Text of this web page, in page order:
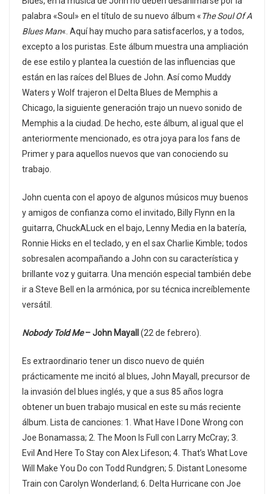
palabra «Soul» en el título de su nuevo álbum «The Soul Of A
Blues Man«. Aquí hay mucho para satisfacerlos, y a todos,
excepto a los puristas. Este álbum muestra una ampliación
de ese estilo y plantea la cuestión de las influencias que
están en las raíces del Blues de John. Así como Muddy
Waters y Wolf trajeron el Delta Blues de Memphis a
Chicago, la siguiente generación trajo un nuevo sonido de
Memphis a la ciudad. De hecho, este álbum, al igual que el
anteriormente mencionado, es otra joya para los fans de
Primer y para aquellos nuevos que van conociendo su
trabajo.
John cuenta con el apoyo de algunos músicos muy buenos
y amigos de confianza como el invitado, Billy Flynn en la
guitarra, ChuckALuck en el bajo, Lenny Media en la batería,
Ronnie Hicks en el teclado, y en el sax Charlie Kimble; todos
sobresalen acompañando a John con su característica y
brillante voz y guitarra. Una mención especial también debe
ir a Steve Bell en la armónica, por su técnica increíblemente
versátil.
Nobody Told Me– John Mayall (22 de febrero).
Es extraordinario tener un disco nuevo de quién
prácticamente me incitó al blues, John Mayall, precursor de
la invasión del blues inglés, y que a sus 85 años logra
obtener un buen trabajo musical en este su más reciente
álbum. Lista de canciones: 1. What Have I Done Wrong con
Joe Bonamassa; 2. The Moon Is Full con Larry McCray; 3.
Evil And Here To Stay con Alex Lifeson; 4. That’s What Love
Will Make You Do con Todd Rundgren; 5. Distant Lonesome
Train con Carolyn Wonderland; 6. Delta Hurricane con Joe